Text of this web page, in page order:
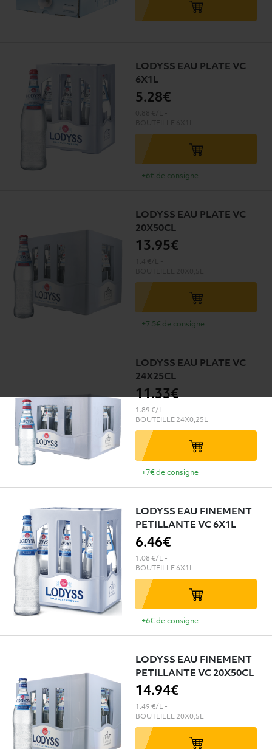
LODYSS EAU PLATE VC
6X1L
5.28€
+6€ de consigne
LODYSS EAU PLATE VC
20X50CL
13.95€
+7.5€ de consigne
LODYSS EAU PLATE VC
24X25CL
11.33€
1.89 €/L -
BOUTEILLE 24X0,25L
+7€ de consigne
LODYSS EAU FINEMENT
PETILLANTE VC 6X1L
6.46€
1.08 €/L -
BOUTEILLE 6X1L
+6€ de consigne
LODYSS EAU FINEMENT
PETILLANTE VC 20X50CL
14.94€
1.49 €/L -
BOUTEILLE 20X0,5L